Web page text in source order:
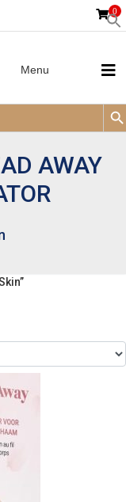
0
Menu
AWAY